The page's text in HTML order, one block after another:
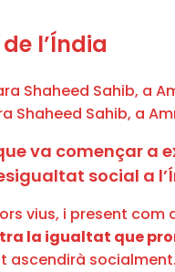
l’Índia
Shaheed Sahib, a
va començar a
social a
vius, i present com
la igualtat que